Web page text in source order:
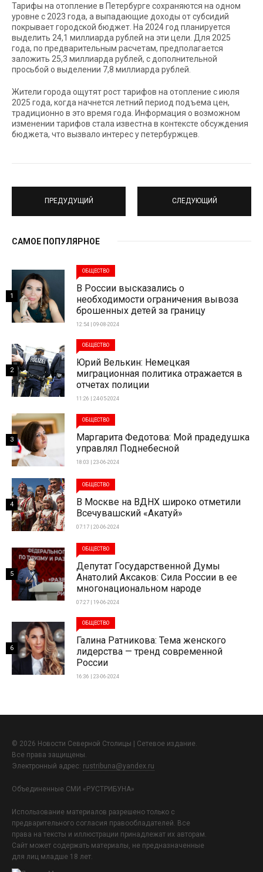
Тарифы на отопление в Петербурге сохраняются на одном
уровне с 2023 года, а выпадающие доходы от субсидий
покрывает городской бюджет. На 2024 год планируется
выделить 24,1 миллиарда рублей на эти цели. Для 2025
года, по предварительным расчетам, предполагается
заложить 25,3 миллиарда рублей, с дополнительной
просьбой о выделении 7,8 миллиарда рублей.
Жители города ощутят рост тарифов на отопление с июля
2025 года, когда начнется летний период подъема цен,
традиционно в это время года. Информация о возможном
изменении тарифов стала известна в контексте обсуждения
бюджета, что вызвало интерес у петербуржцев.
ПРЕДУДУЩИЙ СЛЕДУЮЩИЙ
САМОЕ ПОПУЛЯРНОЕ
ОБЩЕСТВО
В России высказались о
необходимости ограничения вывоза
брошенных детей за границу
12:54 | 09-08-2024
1
ОБЩЕСТВО
Юрий Велькин: Немецкая
миграционная политика отражается в
отчетах полиции
11:26 | 24-05-2024
2
ОБЩЕСТВО
Маргарита Федотова: Мой прадедушка
управлял Поднебесной
18:03 | 23-06-2024
3
ОБЩЕСТВО
В Москве на ВДНХ широко отметили
Всечувашский «Акатуй»
07:17 | 20-06-2024
4
ОБЩЕСТВО
Депутат Государственной Думы
Анатолий Аксаков: Сила России в ее
многонациональном народе
07:27 | 19-06-2024
5
ОБЩЕСТВО
Галина Ратникова: Тема женского
лидерства — тренд современной
России
16:36 | 23-06-2024
6
© 2026 Новости Северной Столицы | Сетевое издание.
Все права защищены.
Электронный адрес: rustribuna@yandex.ru
Объединенные СМИ «РУСТРИБУНА»
Использование материалов разрешено только с
предварительного согласия правообладателей. Все
права на тексты и иллюстрации принадлежат их авторам.
Сайт может содержать материалы, не предназначенные
для лиц младше 18 лет.